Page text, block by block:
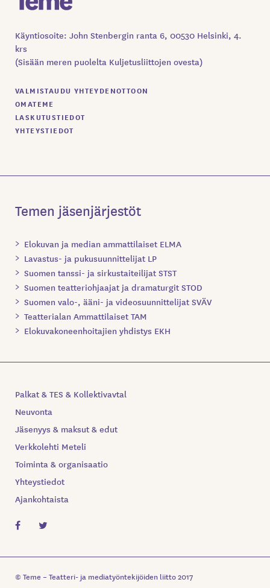
Käyntiosoite: John Stenbergin ranta 6, 00530 Helsinki, 4.
krs
(Sisään meren puolelta Kuljetusliittojen ovesta)
VALMISTAUDU YHTEYDENOTTOON
OMATEME
LASKUTUSTIEDOT
YHTEYSTIEDOT
Temen jäsenjärjestöt
Elokuvan ja median ammattilaiset ELMA
Lavastus- ja pukusuunnittelijat LP
Suomen tanssi- ja sirkustaiteilijat STST
Suomen teatteriohjaajat ja dramaturgit STOD
Suomen valo-, ääni- ja videosuunnittelijat SVÄV
Teatterialan Ammattilaiset TAM
Elokuvakoneenhoitajien yhdistys EKH
Palkat & TES & Kollektivavtal
Neuvonta
Jäsenyys & maksut & edut
Verkkolehti Meteli
Toiminta & organisaatio
Yhteystiedot
Ajankohtaista
© Teme – Teatteri- ja mediatyöntekijöiden liitto 2017